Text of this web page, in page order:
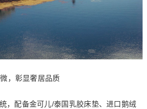
，彰显奢居品质
，配备金可儿/泰国乳胶床垫、进口鹅绒